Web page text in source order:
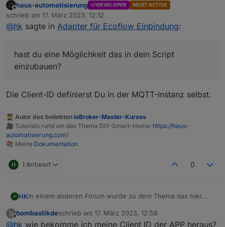
Ecoflow mqtt is no longer working: bad username or
password. Looks like they did some changes. Auth/login
and iot-auth/app/certification still works but MQTT connect
As I though, they added filtration by MQTT Client ID. If I use
dein Script einzubauen? Und wie komme ich an die ID?
Offline
haus-automatisierung DEVELOPER MOST ACTIVE
schrieb am 17. März 2023, 12:12
zuletzt editiert von
@hk sagte in Adapter für Ecoflow Einbindung:
hast du eine Möglichkeit das in dein Script
einzubauen?
Die Client-ID definierst Du in der MQTT-Instanz selbst.
🧑‍🎓 Autor des beliebten ioBroker-Master-Kurses
🎥 Tutorials rund um das Thema DIY-Smart-Home: https://haus-
automatisierung.com/
📚 Meine Dokumentation
H 1 Antwort 0
H HKIn einem anderen Forum wurde zu dem Thema das hier
Ecoflow mqtt is no longer working: bad username or
password. Looks like they did some changes. Auth/login
B
Offline
bombastikdeschrieb am 17. März 2023, 12:58
zuletzt editiert von
@hk wie bekomme ich meine Client ID der APP heraus?